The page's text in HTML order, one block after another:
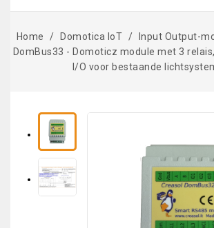
Home Domotica IoT Input Output-
DomBus33 - Domoticz module met 3
I/O voor bestaande